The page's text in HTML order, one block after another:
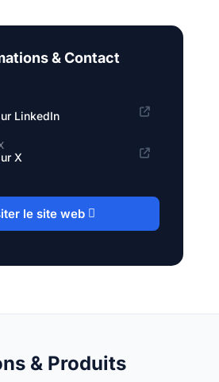
& Contact
LinkedIn
X
le site web
& Produits